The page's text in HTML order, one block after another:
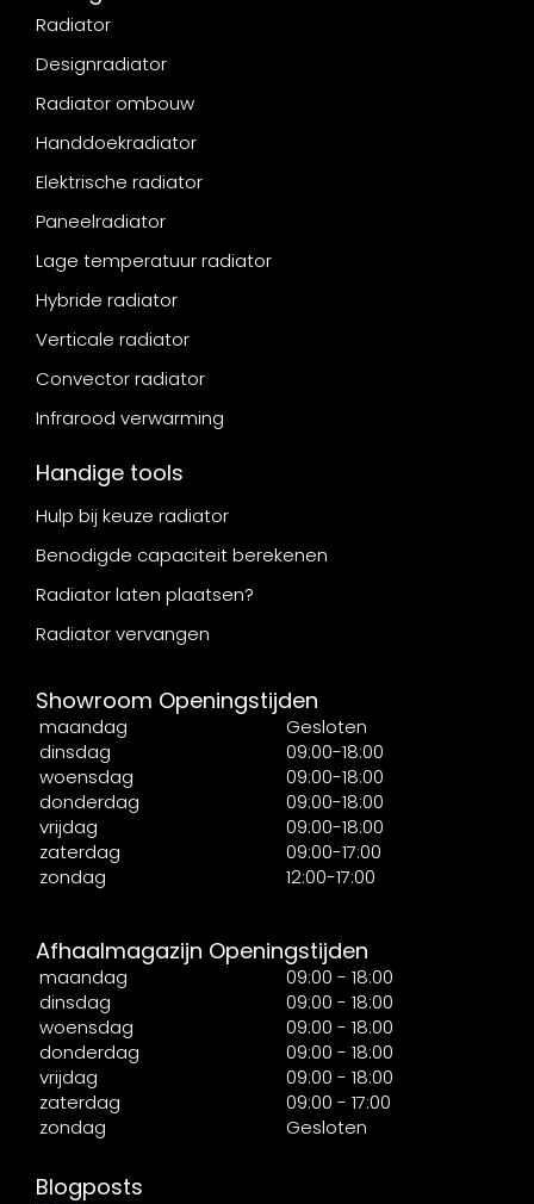
Radiator
Designradiator
Radiator ombouw
Handdoekradiator
Elektrische radiator
Paneelradiator
Lage temperatuur radiator
Hybride radiator
Verticale radiator
Convector radiator
Infrarood verwarming
Handige tools
Hulp bij keuze radiator
Benodigde capaciteit berekenen
Radiator laten plaatsen?
Radiator vervangen
Showroom Openingstijden
maandag
Gesloten
dinsdag
09:00-18:00
woensdag
09:00-18:00
donderdag
09:00-18:00
vrijdag
09:00-18:00
zaterdag
09:00-17:00
zondag
12:00-17:00
Afhaalmagazijn Openingstijden
maandag
09:00 - 18:00
dinsdag
09:00 - 18:00
woensdag
09:00 - 18:00
donderdag
09:00 - 18:00
vrijdag
09:00 - 18:00
zaterdag
09:00 - 17:00
zondag
Gesloten
Blogposts